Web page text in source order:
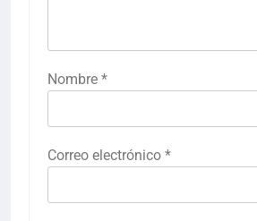
Nombre *
Correo electrónico *